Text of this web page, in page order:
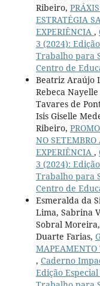
Ribeiro,
ESTRATÉGIA
EXPERIÊNCIA ,
3 (2024):
Trabalho para
Centro de
Beatriz Araújo
Rebeca
Tavares de
Isis Giselle
Ribeiro,
NO
EXPERIÊNCIA ,
3 (2024):
Trabalho para
Centro de
Esmeralda da
Lima, Sabrina
Sobral
Duarte Farias,
MAPEAMENTO
, Caderno
Edição